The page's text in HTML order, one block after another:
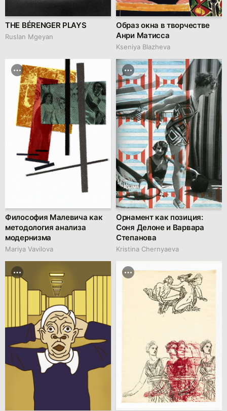
THE BÉRENGER PLAYS
Ruslan Mgeyan
Образ окна в творчестве
Анри Матисса
Kseniya Blazheva
Философия Малевича как
методология анализа
модернизма
Mariya Vavilova
Орнамент как позиция:
Соня Делоне и Варвара
Степанова
Kristina Chernyaeva